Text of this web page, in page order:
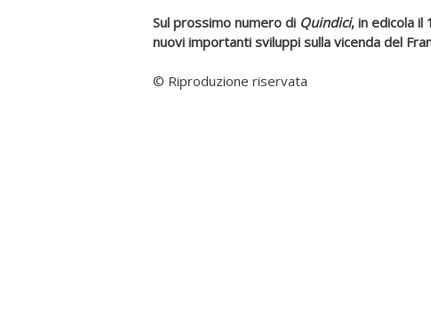
Sul prossimo numero di Quindici, in edicola il
nuovi importanti sviluppi sulla vicenda del
© Riproduzione riservata